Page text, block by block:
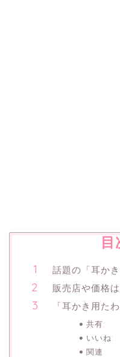
目
話題の「耳か
販売店や価格は
「耳かき用た
共有:
いいね:
関連